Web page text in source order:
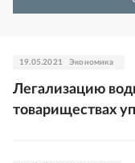
19.05.2021 Экономика
Легализацию
товариществах